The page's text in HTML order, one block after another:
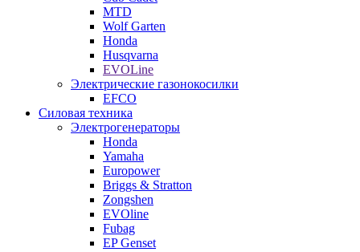
MTD
Wolf Garten
Honda
Husqvarna
EVOLine
Электрические газонокосилки
EFCO
Силовая техника
Электрогенераторы
Honda
Yamaha
Europower
Briggs & Stratton
Zongshen
EVOline
Fubag
EP Genset